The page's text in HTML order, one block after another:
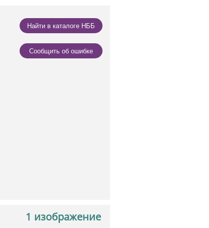
Найти в каталоге НББ
Сообщить об ошибке
1 изображение